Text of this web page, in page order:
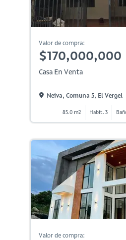
Valor de compra:
$170,000,000
Casa En Venta
Neiva, Comuna 5, El Vergel
85.0 m2 Habit. 3
Valor de compra: